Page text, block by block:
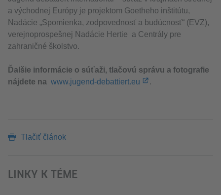
a východnej Európy je projektom Goetheho inštitútu,
Nadácie „Spomienka, zodpovednosť a budúcnosť“ (EVZ),
verejnoprospešnej Nadácie Hertie a Centrály pre
zahraničné školstvo.
Ďalšie informácie o súťaži, tlačovú správu a fotografie
nájdete na www.jugend-debattiert.eu .
Tlačiť článok
LINKY K TÉME